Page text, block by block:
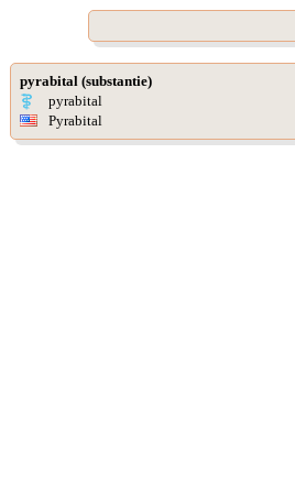
pyrabital (substantie)
pyrabital
Pyrabital